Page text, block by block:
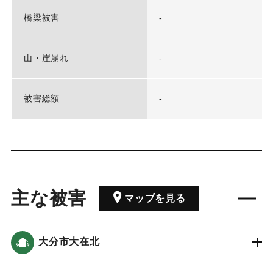
橋梁被害 -
山・崖崩れ -
被害総額 -
主な被害 マップを見る
大分市大在北